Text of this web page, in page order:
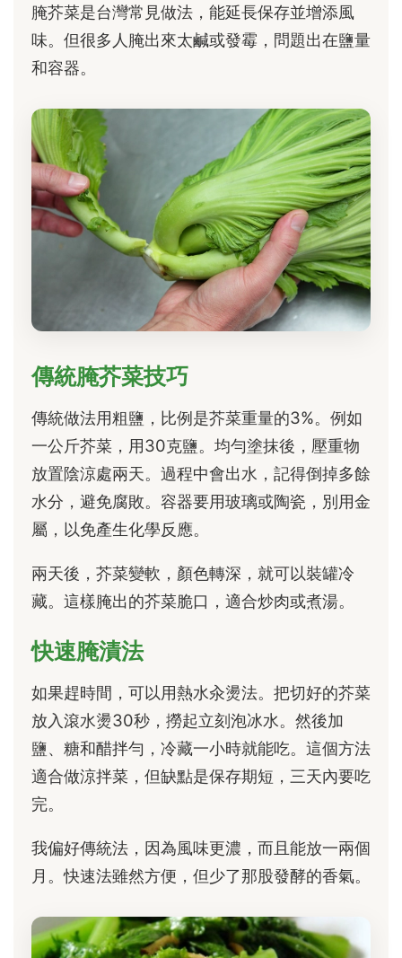
腌芥菜是台灣常見做法，能延長保存並增添風
味。但很多人腌出來太鹹或發霉，問題出在鹽量
和容器。
傳統腌芥菜技巧
傳統做法用粗鹽，比例是芥菜重量的3%。例如
一公斤芥菜，用30克鹽。均勻塗抹後，壓重物
放置陰涼處兩天。過程中會出水，記得倒掉多餘
水分，避免腐敗。容器要用玻璃或陶瓷，別用金
屬，以免產生化學反應。
兩天後，芥菜變軟，顏色轉深，就可以裝罐冷
藏。這樣腌出的芥菜脆口，適合炒肉或煮湯。
快速腌漬法
如果趕時間，可以用熱水汆燙法。把切好的芥菜
放入滾水燙30秒，撈起立刻泡冰水。然後加
鹽、糖和醋拌勻，冷藏一小時就能吃。這個方法
適合做涼拌菜，但缺點是保存期短，三天內要吃
完。
我偏好傳統法，因為風味更濃，而且能放一兩個
月。快速法雖然方便，但少了那股發酵的香氣。